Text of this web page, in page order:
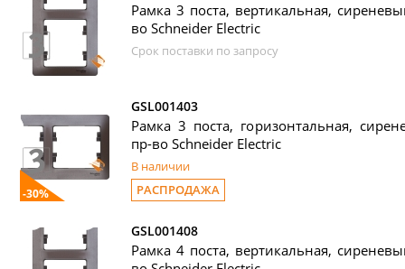
Рамка 3 поста, вертикальная,
во Schneider Electric
Срок поставки по запросу
-30%
GSL001403
Рамка 3 поста, горизонтальная,
пр-во Schneider Electric
В наличии
РАСПРОДАЖА
GSL001408
Рамка 4 поста, вертикальная,